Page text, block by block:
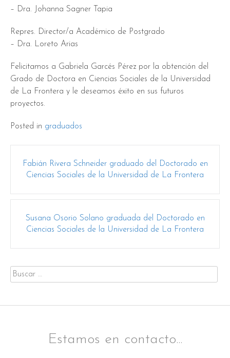
– Dra. Johanna Sagner Tapia
Repres. Director/a Académico de Postgrado
– Dra. Loreto Arias
Felicitamos a Gabriela Garcés Pérez por la obtención del
Grado de Doctora en Ciencias Sociales de la Universidad
de La Frontera y le deseamos éxito en sus futuros
proyectos.
Posted in graduados
navigation
Fabián Rivera Schneider graduado del Doctorado en
Ciencias Sociales de la Universidad de La Frontera
Susana Osorio Solano graduada del Doctorado en
Ciencias Sociales de la Universidad de La Frontera
Buscar
por:
Estamos en contacto...